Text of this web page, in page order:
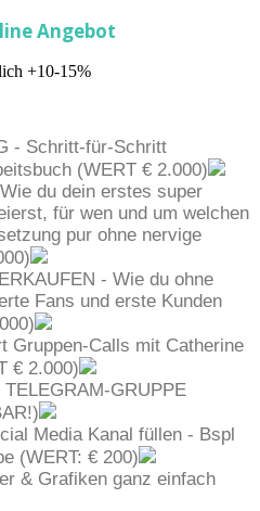
Angebot
+10-15%
- Schritt-für-Schritt
(WERT € 2.000)
du dein erstes super
für wen und um welchen
pur ohne nervige
- Wie du ohne
Fans und erste Kunden
Gruppen-Calls mit Catherine
€ 2.000)
GRUPPE
Media Kanal füllen - Bspl
(WERT: € 200)
& Grafiken ganz einfach